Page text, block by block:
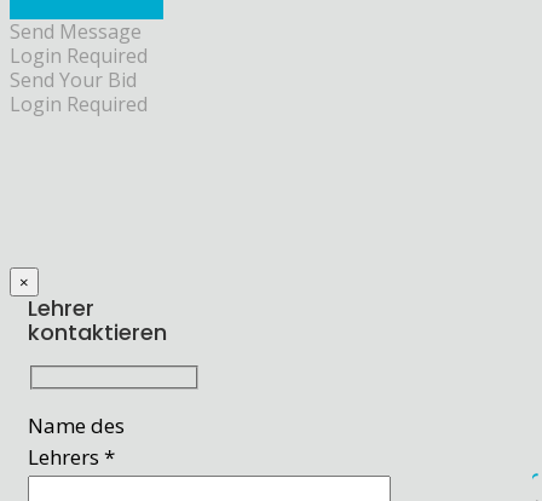
Send Message
Login Required
Send Your Bid
Login Required
×
Lehrer
kontaktieren
Name des
Lehrers *